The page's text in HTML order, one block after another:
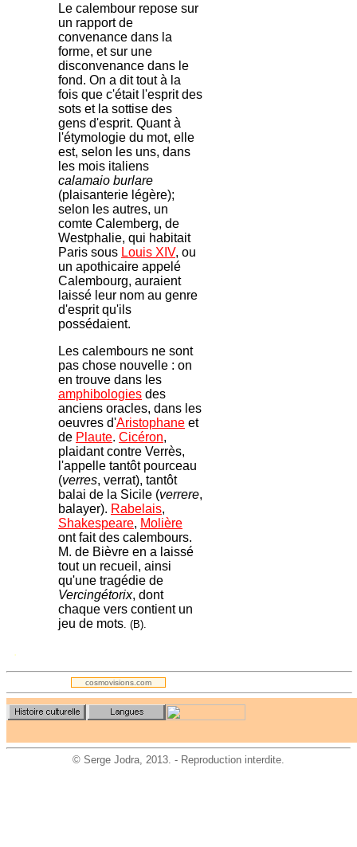
Le calembour repose sur
un rapport de
convenance dans la
forme, et sur une
disconvenance dans le
fond. On a dit tout à la
fois que c'était l'esprit des
sots et la sottise des
gens d'esprit. Quant à
l'étymologie du mot, elle
est, selon les uns, dans
les mois italiens
calamaio burlare
(plaisanterie légère);
selon les autres, un
comte Calemberg, de
Westphalie, qui habitait
Paris sous Louis XIV, ou
un apothicaire appelé
Calembourg, auraient
laissé leur nom au genre
d'esprit qu'ils
possédaient.
Les calembours ne sont
pas chose nouvelle : on
en trouve dans les
amphibologies des
anciens oracles, dans les
oeuvres d'Aristophane et
de Plaute. Cicéron,
plaidant contre Verrès,
l'appelle tantôt pourceau
(verres, verrat), tantôt
balai de la Sicile (verrere,
balayer). Rabelais,
Shakespeare, Molière
ont fait des calembours.
M. de Bièvre en a laissé
tout un recueil, ainsi
qu'une tragédie de
Vercingétorix, dont
chaque vers contient un
jeu de mots . (B).
.
cosmovisions.com
© Serge Jodra, 2013. - Reproduction interdite.